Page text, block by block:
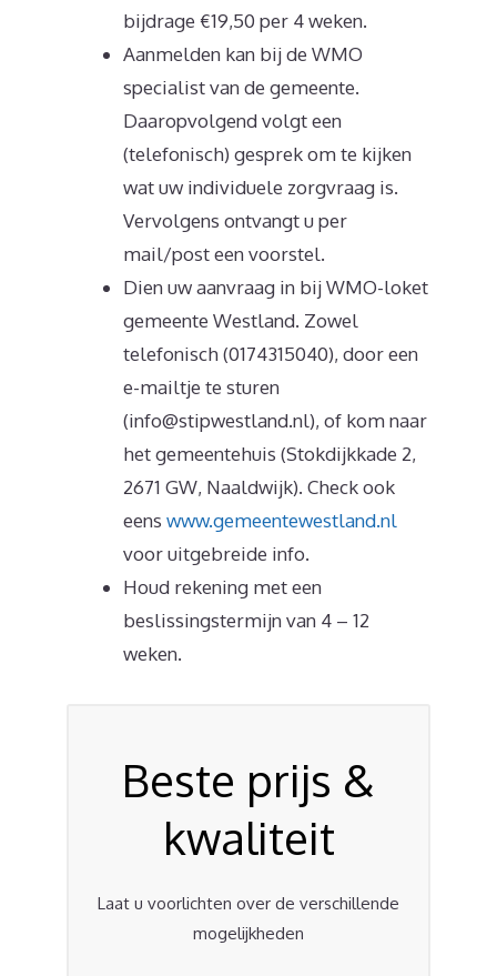
bijdrage €19,50 per 4 weken.
Aanmelden kan bij de WMO
specialist van de gemeente.
Daaropvolgend volgt een
(telefonisch) gesprek om te kijken
wat uw individuele zorgvraag is.
Vervolgens ontvangt u per
mail/post een voorstel.
Dien uw aanvraag in bij WMO-loket
gemeente Westland. Zowel
telefonisch (0174315040), door een
e-mailtje te sturen
(info@stipwestland.nl), of kom naar
het gemeentehuis (Stokdijkkade 2,
2671 GW, Naaldwijk). Check ook
eens www.gemeentewestland.nl
voor uitgebreide info.
Houd rekening met een
beslissingstermijn van 4 – 12
weken.
Beste prijs &
kwaliteit
Laat u voorlichten over de verschillende
mogelijkheden